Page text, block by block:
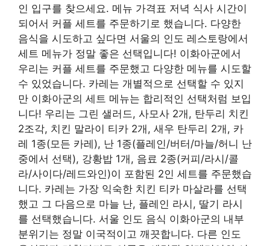
인 입구를 찾으세요. 메뉴 가격표 저녁 식사 시간이
되어서 커플 세트를 주문하기로 했습니다. 다양한
음식을 시도하고 싶다면 서울의 인도 레스토랑에서
세트 메뉴가 정말 좋은 선택입니다! 이화아군에서
우리는 커플 세트를 주문했고 다양한 메뉴를 시도할
수 있었습니다. 카레는 개별적으로 선택할 수 있지
만 이화아군의 세트 메뉴는 합리적인 선택처럼 보입
니다! 우리는 그린 샐러드, 사모사 2개, 탄두리 치킨
2조각, 치킨 말라이 티카 2개, 새우 탄두리 2개, 카
레 1종(모든 카레), 난 1종(플레인/버터/마늘/허니 난
중에서 선택), 강황밥 1개, 음료 2종(커피/라시/콜
라/사이다/레드와인)이 포함된 2인 세트를 주문했습
니다. 카레는 가장 익숙한 치킨 티카 마살라를 선택
했고 그 다음으로 마늘 난, 플레인 라시, 딸기 라시
를 선택했습니다. 서울 인도 음식 이화아군의 내부
분위기는 정말 이국적이고 깨끗합니다. 다른 인도